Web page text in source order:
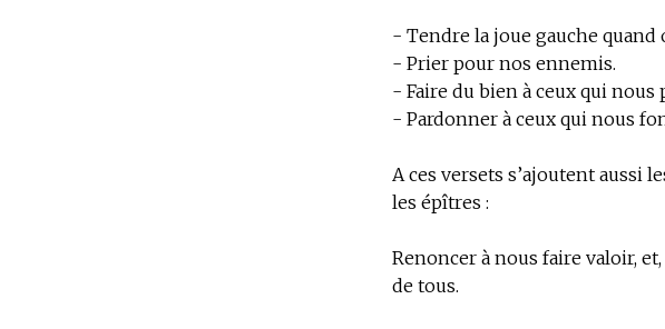
- Tendre la joue gauche quand
- Prier pour nos ennemis.
- Faire du bien à ceux qui nous
- Pardonner à ceux qui nous
A ces versets s’ajoutent aussi
les épîtres :
Renoncer à nous faire valoir,
de tous.